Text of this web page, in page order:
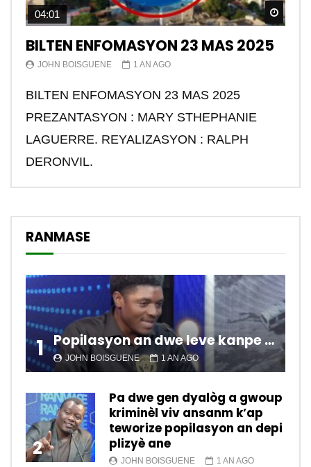
04:01
BILTEN ENFOMASYON 23 MAS 2025
JOHN BOISGUENE 1 AN AGO
BILTEN ENFOMASYON 23 MAS 2025
PREZANTASYON : MARY STHEPHANIE
LAGUERRE. REYALIZASYON : RALPH
DERONVIL.
RANMASE
1 Popilasyon an dwe leve kanpe pou chanje sitiyasyon kawotik l’ap viv nan peyi a.
JOHN BOISGUENE 1 AN AGO
2
Pa dwe gen dyalòg a gwoup
kriminèl viv ansanm k’ap
teworize popilasyon an depi
plizyè ane
JOHN BOISGUENE 1 AN AGO